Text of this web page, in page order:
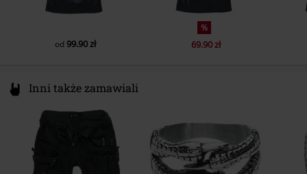
od 99.90 zł
%
69.90 zł
Inni także zamawiali